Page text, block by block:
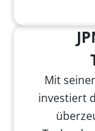
Mit
investiert